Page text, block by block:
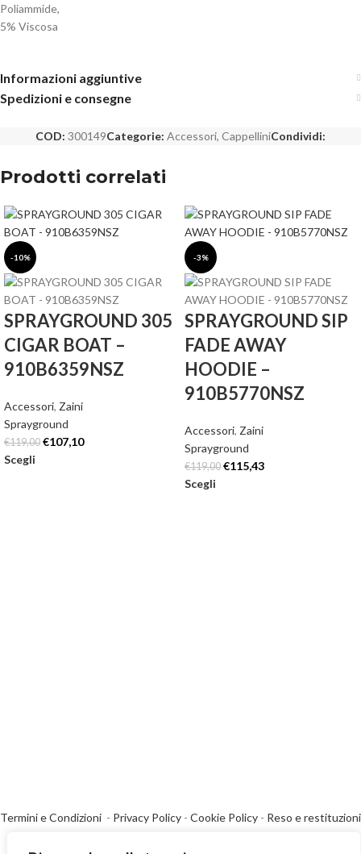
Poliammide,
5% Viscosa
Informazioni aggiuntive
Spedizioni e consegne
COD: 300149Categorie: Accessori, CappelliniCondividi:
Prodotti correlati
-10%
SPRAYGROUND 305
CIGAR BOAT –
910B6359NSZ
Accessori, Zaini
Sprayground
€119,00 €107,10
Scegli
-3%
SPRAYGROUND SIP
FADE AWAY
HOODIE –
910B5770NSZ
Accessori, Zaini
Sprayground
€119,00 €115,43
Scegli
Termini e Condizioni - Privacy Policy - Cookie Policy - Reso e restituzioni